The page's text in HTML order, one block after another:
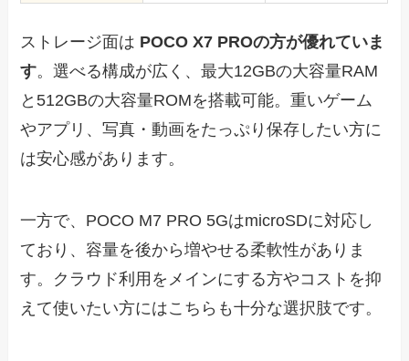
ストレージ面は POCO X7 PROの方が優れていま
す。選べる構成が広く、最大12GBの大容量RAM
と512GBの大容量ROMを搭載可能。重いゲーム
やアプリ、写真・動画をたっぷり保存したい方に
は安心感があります。
一方で、POCO M7 PRO 5GはmicroSDに対応し
ており、容量を後から増やせる柔軟性がありま
す。クラウド利用をメインにする方やコストを抑
えて使いたい方にはこちらも十分な選択肢です。